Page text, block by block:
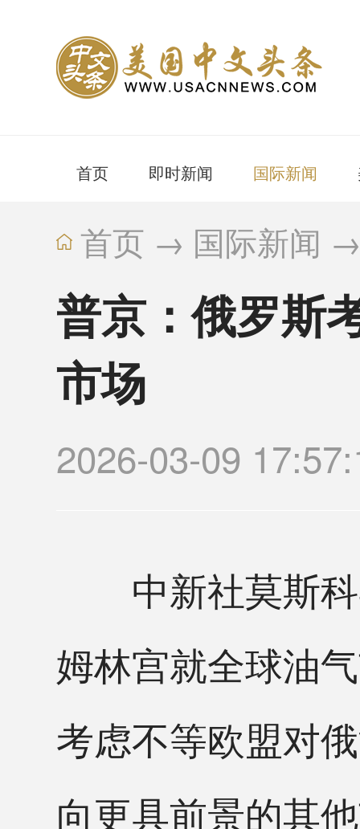
首页 即时新闻 国际新闻
首页 → 国际新闻
普京：俄罗斯
市场
2026-03-09
中新社莫斯科
姆林宫就全球油
考虑不等欧盟对
向更具前景的其